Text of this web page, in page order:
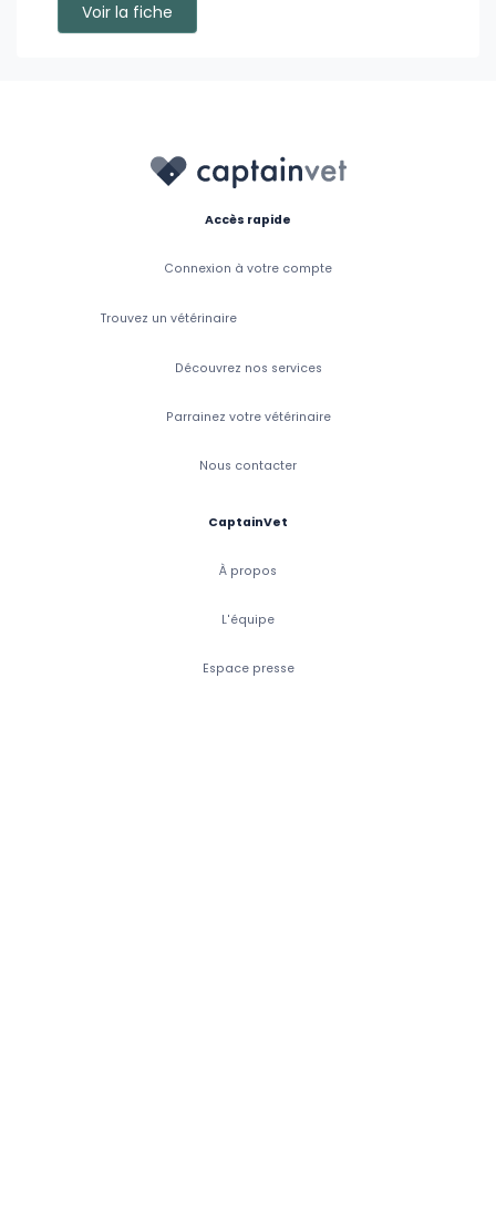
Voir la fiche
Accès rapide
Connexion à votre compte
Trouvez un vétérinaire
Découvrez nos services
Parrainez votre vétérinaire
Nous contacter
CaptainVet
À propos
L'équipe
Espace presse